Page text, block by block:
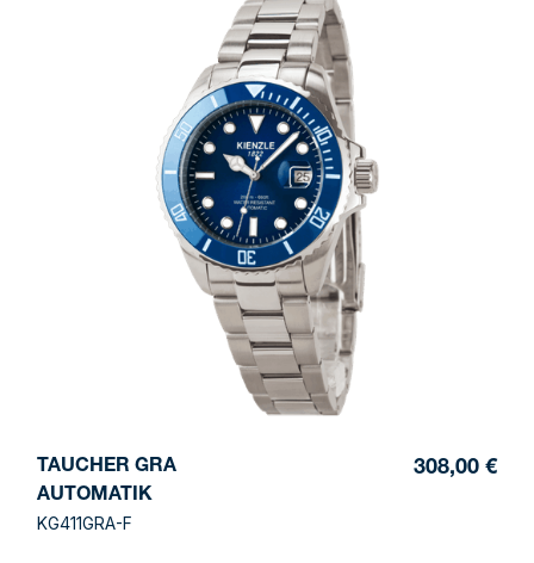
TAUCHER GRA
AUTOMATIK
KG411GRA-F
308,00 €